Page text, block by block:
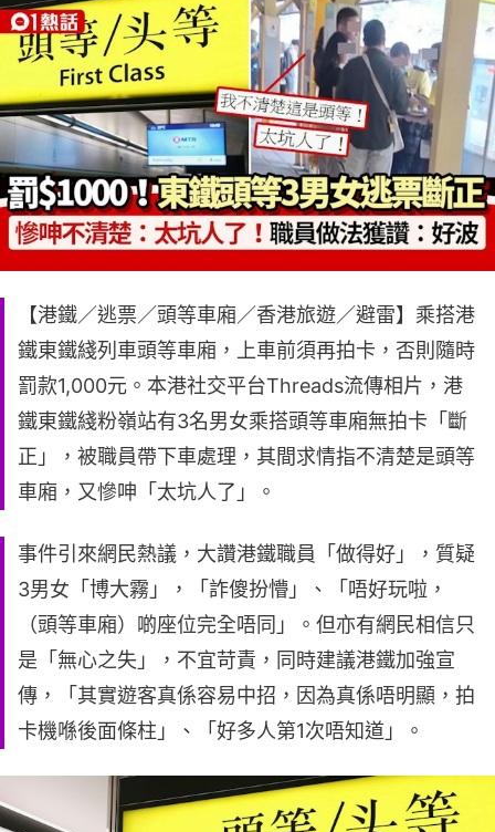
【港鐵／逃票／頭等車廂／香港旅遊／避雷】乘搭港
鐵東鐵綫列車頭等車廂，上車前須再拍卡，否則隨時
罰款1,000元。本港社交平台Threads流傳相片，港
鐵東鐵綫粉嶺站有3名男女乘搭頭等車廂無拍卡「斷
正」，被職員帶下車處理，其間求情指不清楚是頭等
車廂，又慘呻「太坑人了」。
事件引來網民熱議，大讚港鐵職員「做得好」，質疑
3男女「博大霧」，「詐傻扮懵」、「唔好玩啦，
（頭等車廂）啲座位完全唔同」。但亦有網民相信只
是「無心之失」，不宜苛責，同時建議港鐵加強宣
傳，「其實遊客真係容易中招，因為真係唔明顯，拍
卡機喺後面條柱」、「好多人第1次唔知道」。